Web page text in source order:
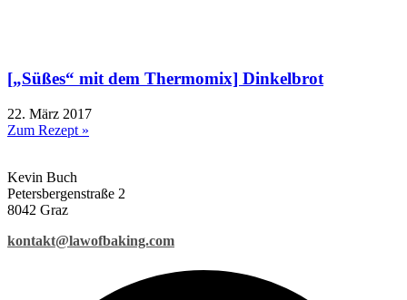
[„Süßes“ mit dem Thermomix] Dinkelbrot
22. März 2017
Zum Rezept »
Kevin Buch
Petersbergenstraße 2
8042 Graz
kontakt@lawofbaking.com